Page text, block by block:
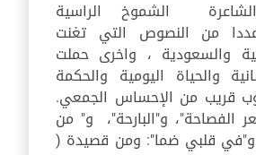
الشموخ الراسية
من النصوص التي تغنت
والسعودية ، واخرى حملت
والحياة اليومية والحكمة
قريب من الإحساس الجمعي.
الفصاحة"، و"البارحة"، و" من
و"في قلبي ضما": ومن قصيدة (